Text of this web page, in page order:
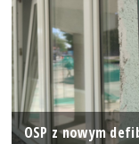
OSP z nowym